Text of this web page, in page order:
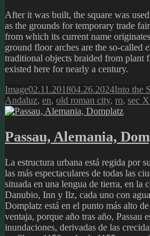
After it was built, the square was
as the grounds for temporary trade
from which its current name
ground floor arches are the so-called
traditional objects braided from plant
existed here for nearly a century.
Format
ImagePosted
on
02.11.201804.26.2024Author
Into the
Andaluz, en, old roman city, ro, sec
Passau, Alemania,
La estructura urbana está regida por
las más espectaculares de todas las
situada en una lengua de tierra, en la
Danubio, Inn y Ilz, cada uno con
Domplatz está en el punto más alto
ventaja, porque año tras año, Passau
inundaciones, derivadas de las